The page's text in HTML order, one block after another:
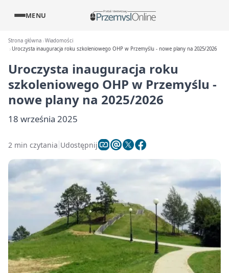
MENU
Strona główna Wiadomości
Uroczysta inauguracja roku szkoleniowego OHP w Przemyślu - nowe plany na 2025/2026
Uroczysta inauguracja roku
szkoleniowego OHP w Przemyślu -
nowe plany na 2025/2026
18 września 2025
2 min czytania Udostępnij